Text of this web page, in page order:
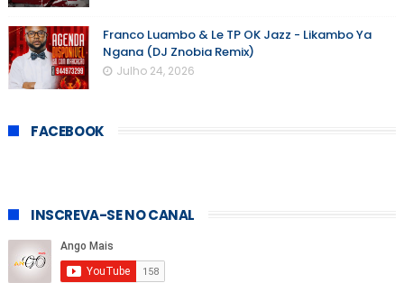
Franco Luambo & Le TP OK Jazz - Likambo Ya
Ngana (DJ Znobia Remix)
Julho 24, 2026
FACEBOOK
INSCREVA-SE NO CANAL